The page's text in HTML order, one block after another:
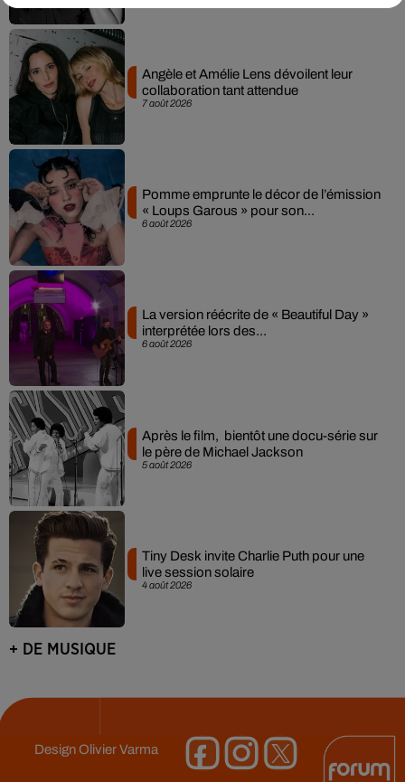
7 août 2026
Angèle et Amélie Lens dévoilent leur
collaboration tant attendue
6 août 2026
Pomme emprunte le décor de l’émission
« Loups Garous » pour son...
6 août 2026
La version réécrite de « Beautiful Day »
interprétée lors des...
5 août 2026
Après le film, bientôt une docu-série sur
le père de Michael Jackson
4 août 2026
Tiny Desk invite Charlie Puth pour une
live session solaire
+ DE MUSIQUE
DesignOlivier Varma